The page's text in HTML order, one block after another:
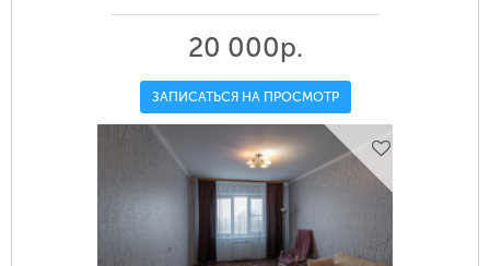
20 000р.
ЗАПИСАТЬСЯ НА ПРОСМОТР